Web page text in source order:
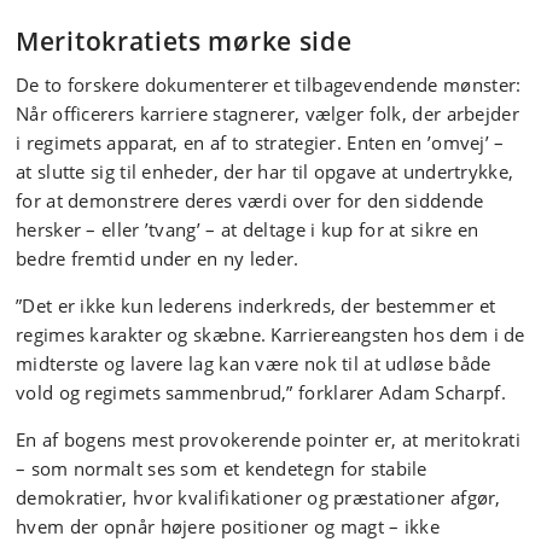
Meritokratiets mørke side
De to forskere dokumenterer et tilbagevendende mønster:
Når officerers karriere stagnerer, vælger folk, der arbejder
i regimets apparat, en af to strategier. Enten en ’omvej’ –
at slutte sig til enheder, der har til opgave at undertrykke,
for at demonstrere deres værdi over for den siddende
hersker – eller ’tvang’ – at deltage i kup for at sikre en
bedre fremtid under en ny leder.
”Det er ikke kun lederens inderkreds, der bestemmer et
regimes karakter og skæbne. Karriereangsten hos dem i de
midterste og lavere lag kan være nok til at udløse både
vold og regimets sammenbrud,” forklarer Adam Scharpf.
En af bogens mest provokerende pointer er, at meritokrati
– som normalt ses som et kendetegn for stabile
demokratier, hvor kvalifikationer og præstationer afgør,
hvem der opnår højere positioner og magt – ikke